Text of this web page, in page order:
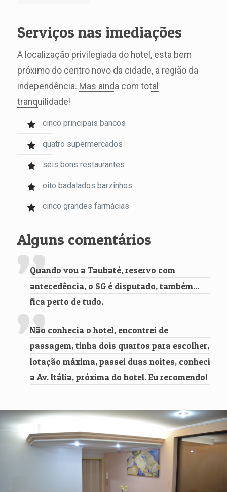
Serviços nas imediações
A localização privilegiada do hotel, esta bem
próximo do centro novo da cidade, a região da
independência. Mas ainda com total
tranquilidade!
cinco principais bancos
quatro supermercados
seis bons restaurantes
oito badalados barzinhos
cinco grandes farmácias
Alguns comentários
Quando vou a Taubaté, reservo com
antecedência, o SG é disputado, também...
fica perto de tudo.
Não conhecia o hotel, encontrei de
passagem, tinha dois quartos para escolher,
lotação máxima, passei duas noites, conheci
a Av. Itália, próxima do hotel. Eu recomendo!